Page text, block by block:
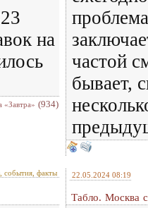
на
«Завтра» (934)
частой
бывает,
события, факты 22.05.2024 08:19
Табло. Москва